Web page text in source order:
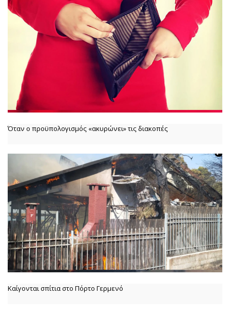
Όταν ο προϋπολογισμός «ακυρώνει» τις διακοπές
Καίγονται σπίτια στο Πόρτο Γερμενό